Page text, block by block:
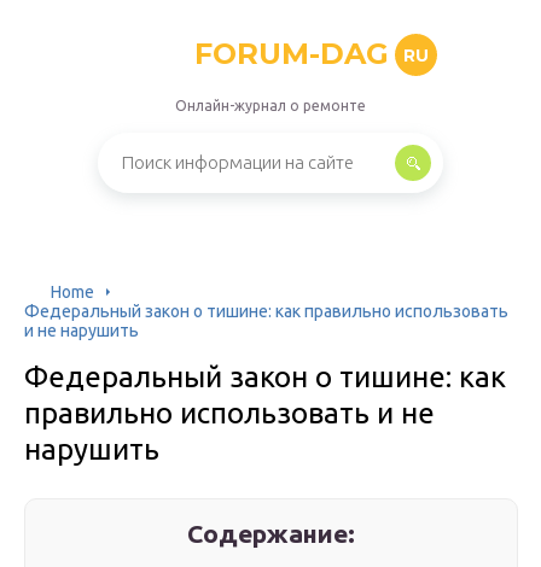
FORUM-DAG RU
Онлайн-журнал о ремонте
Home
Федеральный закон о тишине: как правильно использовать
и не нарушить
Федеральный закон о тишине: как
правильно использовать и не
нарушить
Содержание: